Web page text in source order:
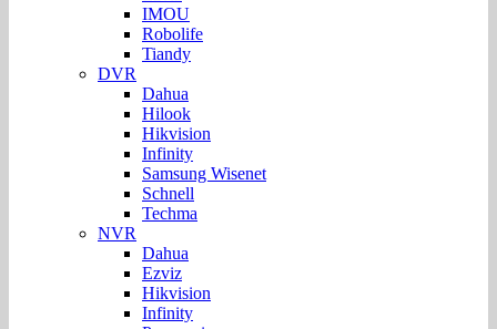
IMOU
Robolife
Tiandy
DVR
Dahua
Hilook
Hikvision
Infinity
Samsung Wisenet
Schnell
Techma
NVR
Dahua
Ezviz
Hikvision
Infinity